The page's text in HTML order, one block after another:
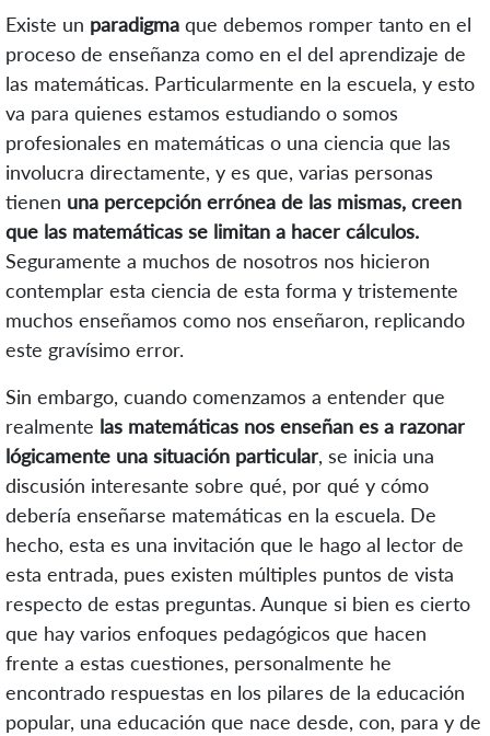
Existe un paradigma que debemos romper tanto en el
proceso de enseñanza como en el del aprendizaje de
las matemáticas. Particularmente en la escuela, y esto
va para quienes estamos estudiando o somos
profesionales en matemáticas o una ciencia que las
involucra directamente, y es que, varias personas
tienen una percepción errónea de las mismas, creen
que las matemáticas se limitan a hacer cálculos.
Seguramente a muchos de nosotros nos hicieron
contemplar esta ciencia de esta forma y tristemente
muchos enseñamos como nos enseñaron, replicando
este gravísimo error.
Sin embargo, cuando comenzamos a entender que
realmente las matemáticas nos enseñan es a razonar
lógicamente una situación particular, se inicia una
discusión interesante sobre qué, por qué y cómo
debería enseñarse matemáticas en la escuela. De
hecho, esta es una invitación que le hago al lector de
esta entrada, pues existen múltiples puntos de vista
respecto de estas preguntas. Aunque si bien es cierto
que hay varios enfoques pedagógicos que hacen
frente a estas cuestiones, personalmente he
encontrado respuestas en los pilares de la educación
popular, una educación que nace desde, con, para y de